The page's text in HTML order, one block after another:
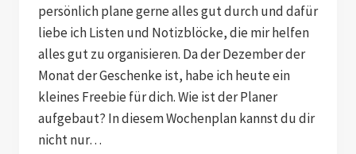
persönlich plane gerne alles gut durch und dafür
liebe ich Listen und Notizblöcke, die mir helfen
alles gut zu organisieren. Da der Dezember der
Monat der Geschenke ist, habe ich heute ein
kleines Freebie für dich. Wie ist der Planer
aufgebaut? In diesem Wochenplan kannst du dir
nicht nur…